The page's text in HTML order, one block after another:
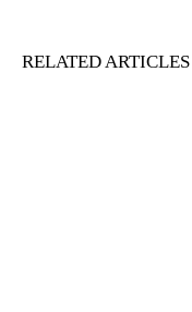
RELATED ARTICLES